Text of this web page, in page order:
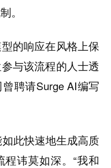
。
的响应在风格上保
与该流程的人士透
聘请Surge AI编写
此快速地生成高质
讳莫如深。 “我和